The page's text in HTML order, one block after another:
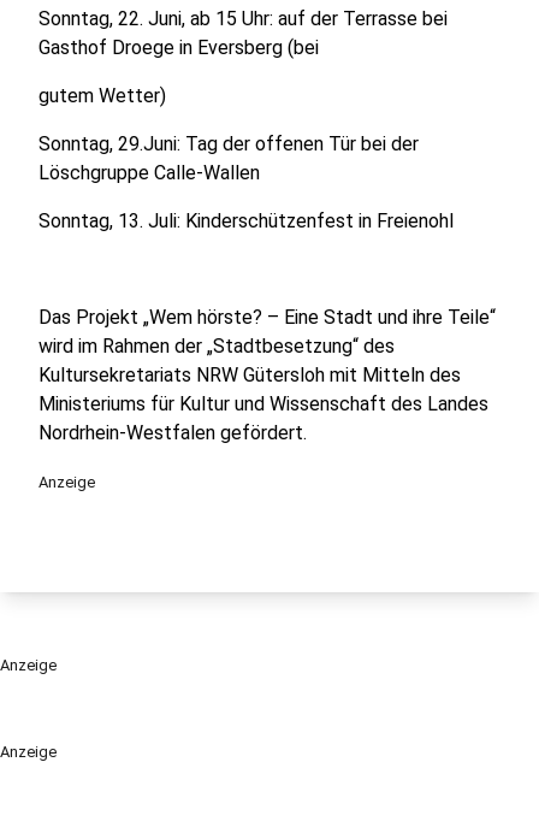
Anzeige
Sonntag, 22. Juni, ab 15 Uhr: auf der Terrasse bei
Gasthof Droege in Eversberg (bei
gutem Wetter)
Sonntag, 29.Juni: Tag der offenen Tür bei der
Löschgruppe Calle-Wallen
Sonntag, 13. Juli: Kinderschützenfest in Freienohl
Das Projekt „Wem hörste? – Eine Stadt und ihre Teile“
wird im Rahmen der „Stadtbesetzung“ des
Kultursekretariats NRW Gütersloh mit Mitteln des
Ministeriums für Kultur und Wissenschaft des Landes
Nordrhein-Westfalen gefördert.
Anzeige
Anzeige